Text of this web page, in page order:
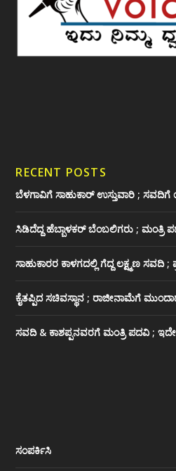
RECENT POSTS
ಬೆಳಗಾವಿಗೆ ಸಾಹುಕಾರ್ ಉಸ್ತುವಾರಿ ;
ಸಿಡಿದೆದ್ದ ಹೆಬ್ಬಾಳಕರ್ ಬೆಂಬಲಿಗರು ; ಮಂತ್ರಿ
ಸಾಹುಕಾರರ ಕಾಳಗದಲ್ಲಿ ಗೆದ್ದ ಲಕ್ಷ್ಮಣ ಸವದಿ
ಕೈತಪ್ಪಿದ ಸಚಿವಸ್ಥಾನ ; ರಾಜೀನಾಮೆಗೆ
ಸವದಿ & ಕಾಶಪ್ಪನವರಗೆ ಮಂತ್ರಿ ಪದವಿ ;
ಸಂಪರ್ಕಿಸಿ